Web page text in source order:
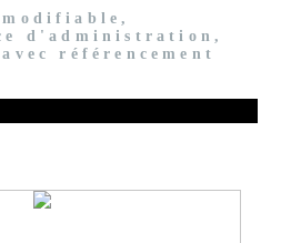
d'administration,
référencement